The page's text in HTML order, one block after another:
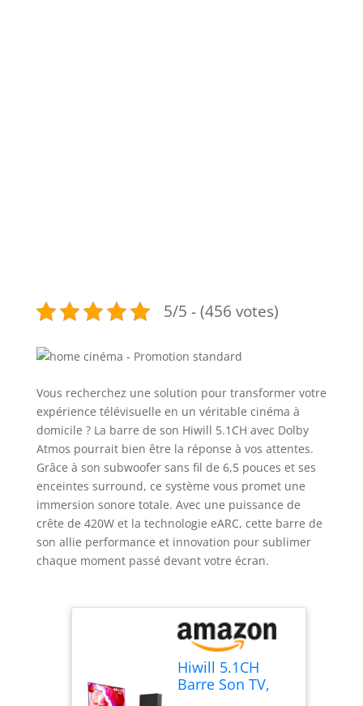
5/5 - (456 votes)
Vous recherchez une solution pour transformer votre
expérience télévisuelle en un véritable cinéma à
domicile ? La barre de son Hiwill 5.1CH avec Dolby
Atmos pourrait bien être la réponse à vos attentes.
Grâce à son subwoofer sans fil de 6,5 pouces et ses
enceintes surround, ce système vous promet une
immersion sonore totale. Avec une puissance de
crête de 420W et la technologie eARC, cette barre de
son allie performance et innovation pour sublimer
chaque moment passé devant votre écran.
Hiwill 5.1CH
Barre Son TV,